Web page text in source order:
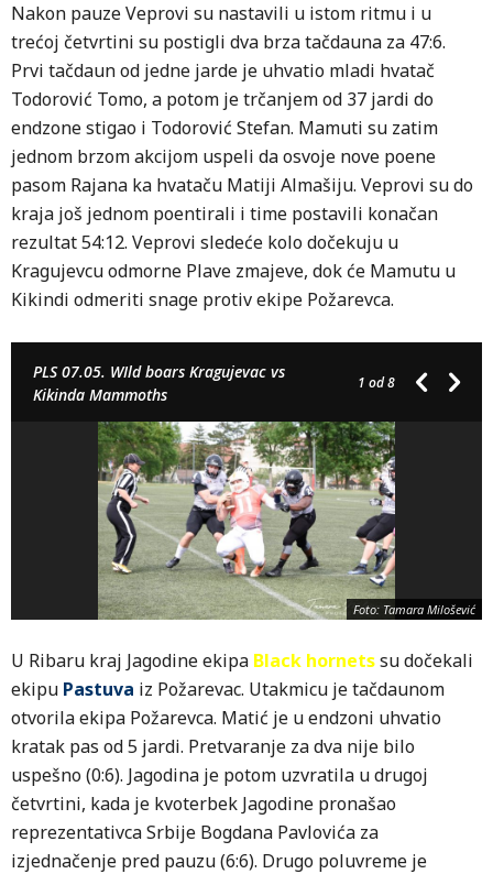
Nakon pauze Veprovi su nastavili u istom ritmu i u
trećoj četvrtini su postigli dva brza tačdauna za 47:6.
Prvi tačdaun od jedne jarde je uhvatio mladi hvatač
Todorović Tomo, a potom je trčanjem od 37 jardi do
endzone stigao i Todorović Stefan. Mamuti su zatim
jednom brzom akcijom uspeli da osvoje nove poene
pasom Rajana ka hvataču Matiji Almašiju. Veprovi su do
kraja još jednom poentirali i time postavili konačan
rezultat 54:12. Veprovi sledeće kolo dočekuju u
Kragujevcu odmorne Plave zmajeve, dok će Mamutu u
Kikindi odmeriti snage protiv ekipe Požarevca.
PLS 07.05. WIld boars Kragujevac vs
Kikinda Mammoths
1 od 8
Foto: Tamara Milošević
U Ribaru kraj Jagodine ekipa Black hornetssu dočekali
ekipu Pastuva iz Požarevac. Utakmicu je tačdaunom
otvorila ekipa Požarevca. Matić je u endzoni uhvatio
kratak pas od 5 jardi. Pretvaranje za dva nije bilo
uspešno (0:6). Jagodina je potom uzvratila u drugoj
četvrtini, kada je kvoterbek Jagodine pronašao
reprezentativca Srbije Bogdana Pavlovića za
izjednačenje pred pauzu (6:6). Drugo poluvreme je